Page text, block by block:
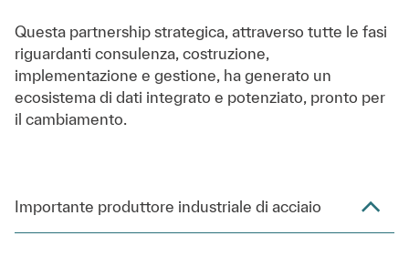
Questa partnership strategica, attraverso tutte le fasi
riguardanti consulenza, costruzione,
implementazione e gestione, ha generato un
ecosistema di dati integrato e potenziato, pronto per
il cambiamento.
Importante produttore industriale di acciaio